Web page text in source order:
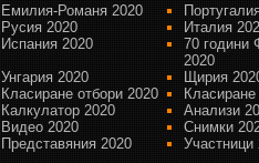
Емилия-Романя 2020
Русия 2020
Италия
Испания 2020
70 години
2020
Унгария 2020
Щирия
Класиране отбори 2020
Калкулатор 2020
Анализи
Видео 2020
Снимки
Представяния 2020
Участници